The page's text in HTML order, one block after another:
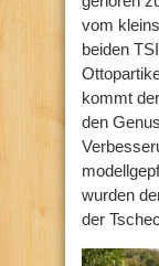
vom
beiden
kommt
den
wurden
der